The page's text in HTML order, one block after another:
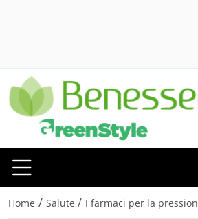
Home / Salute / I farmaci per la